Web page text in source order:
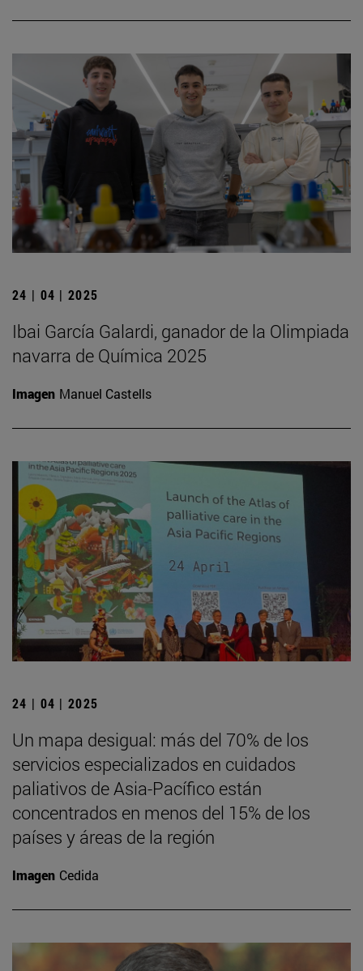
24 | 04 | 2025
Ibai García Galardi, ganador de la Olimpiada
navarra de Química 2025
Imagen Manuel Castells
24 | 04 | 2025
Un mapa desigual: más del 70% de los
servicios especializados en cuidados
paliativos de Asia-Pacífico están
concentrados en menos del 15% de los
países y áreas de la región
Imagen Cedida